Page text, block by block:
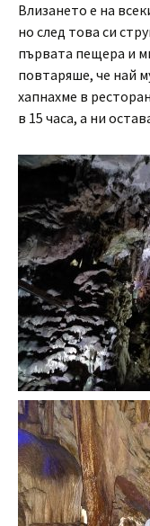
Влизането е на
но след това си
първата пещера и
повтаряше, че най
хапнахме в
в 15 часа, а ни